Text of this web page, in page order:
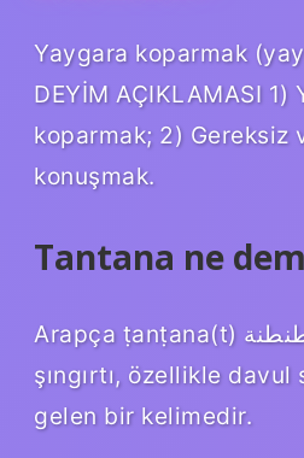
Yaygara koparmak
DEYİM AÇIKLAMASI 1)
koparmak; 2) Gereksiz
konuşmak.
Tantana ne
Arapça ṭanṭana(t) طنطنة “çınlama,
şıngırtı, özellikle davul
gelen bir kelimedir.